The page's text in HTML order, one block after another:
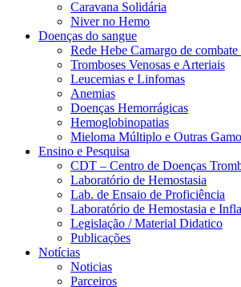
Caravana Solidária
Niver no Hemo
Doenças do sangue
Rede Hebe Camargo de
Tromboses Venosas e Arteriais
Leucemias e Linfomas
Anemias
Doenças Hemorrágicas
Hemoglobinopatias
Mieloma Múltiplo e Outras
Ensino e Pesquisa
CDT – Centro de Doenças
Laboratório de Hemostasia
Lab. de Ensaio de Proficiência
Laboratório de Hemostasia e
Legislação / Material Didatico
Publicações
Notícias
Noticias
Parceiros